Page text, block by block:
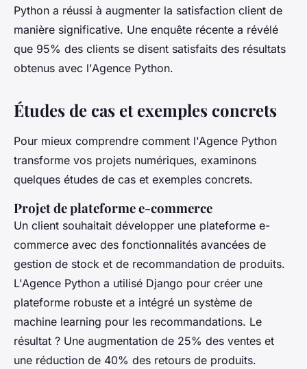
Python a réussi à augmenter la satisfaction client de
manière significative. Une enquête récente a révélé
que 95% des clients se disent satisfaits des résultats
obtenus avec l'Agence Python.
Études de cas et exemples concrets
Pour mieux comprendre comment l'Agence Python
transforme vos projets numériques, examinons
quelques études de cas et exemples concrets.
Projet de plateforme e-commerce
Un client souhaitait développer une plateforme e-
commerce avec des fonctionnalités avancées de
gestion de stock et de recommandation de produits.
L'Agence Python a utilisé Django pour créer une
plateforme robuste et a intégré un système de
machine learning pour les recommandations. Le
résultat ? Une augmentation de 25% des ventes et
une réduction de 40% des retours de produits.